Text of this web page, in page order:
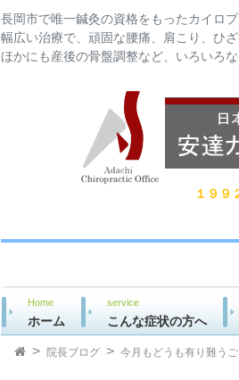
長岡市で唯一鍼灸の資格をもったカイロ
幅広い治療で、頑固な腰痛、肩こり、ひ
ほかにも産後の骨盤調整など、いろいろ
１９９
Home
ホーム
service
こんな症状の方へ
院長ブログ 今月もどうも有り難うご